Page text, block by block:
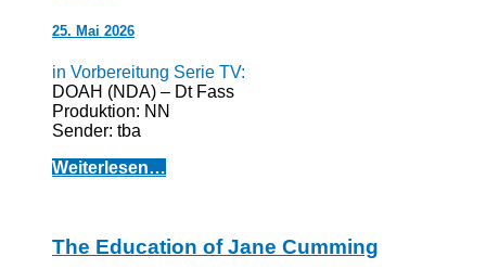
25. Mai 2026
in Vorbereitung Serie TV:
DOAH (NDA) – Dt Fass
Produktion: NN
Sender: tba
Weiterlesen…
The Education of Jane Cumming